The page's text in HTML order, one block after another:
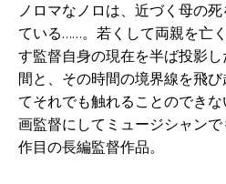
ノロマなノロは、近づく母の
ている……。若くして両親を亡
す監督自身の現在を半ば投影
間と、その時間の境界線を飛
てそれでも触れることのでき
画監督にしてミュージシャン
作目の長編監督作品。